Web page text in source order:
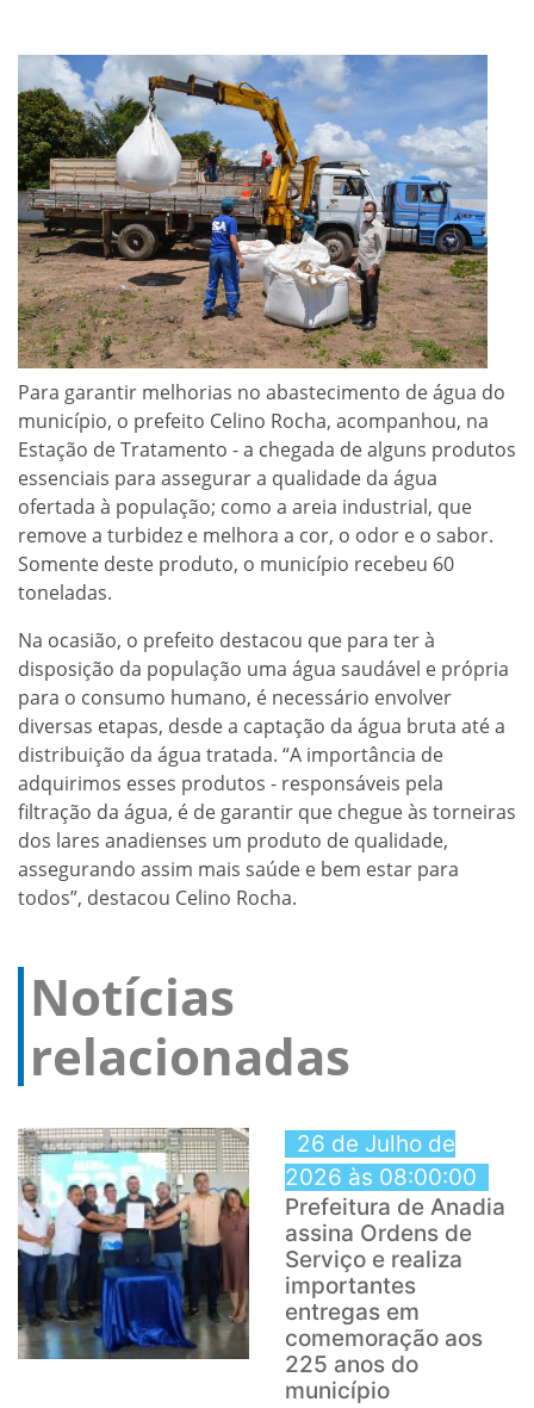
Para garantir melhorias no abastecimento de água do
município, o prefeito Celino Rocha, acompanhou, na
Estação de Tratamento - a chegada de alguns produtos
essenciais para assegurar a qualidade da água
ofertada à população; como a areia industrial, que
remove a turbidez e melhora a cor, o odor e o sabor.
Somente deste produto, o município recebeu 60
toneladas.
Na ocasião, o prefeito destacou que para ter à
disposição da população uma água saudável e própria
para o consumo humano, é necessário envolver
diversas etapas, desde a captação da água bruta até a
distribuição da água tratada. “A importância de
adquirimos esses produtos - responsáveis pela
filtração da água, é de garantir que chegue às torneiras
dos lares anadienses um produto de qualidade,
assegurando assim mais saúde e bem estar para
todos”, destacou Celino Rocha.
Notícias
relacionadas
26 de Julho de
2026 às 08:00:00
Prefeitura de Anadia
assina Ordens de
Serviço e realiza
importantes
entregas em
comemoração aos
225 anos do
município